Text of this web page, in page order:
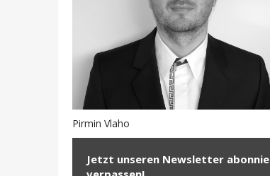
Pirmin Vlaho
Jetzt unseren Newsletter